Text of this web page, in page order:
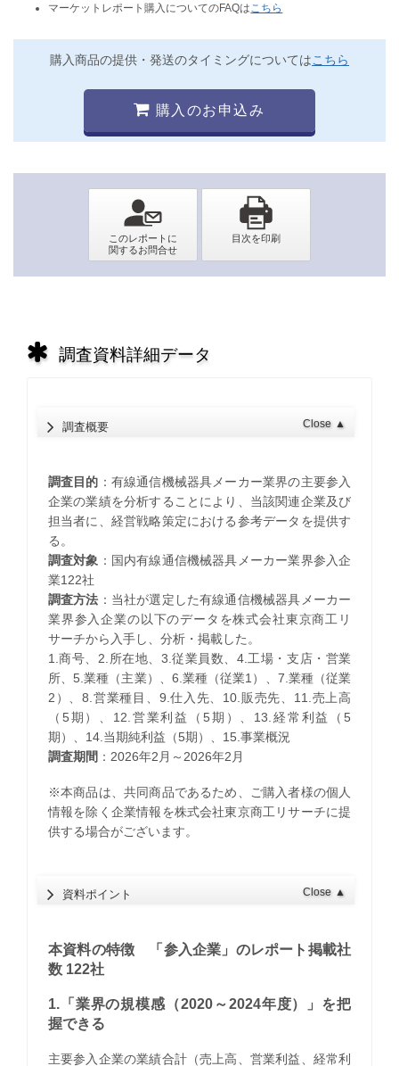
マーケットレポート購入についてのFAQは こちら
購入商品の提供・発送のタイミングについてはこちら
購入のお申込み
調査資料詳細データ
調査概要 Close ▲
調査目的 ：有線通信機械器具メーカー業界の主要参入
企業の業績を分析することにより、当該関連企業及び
担当者に、経営戦略策定における参考データを提供す
る。
調査対象 ：国内有線通信機械器具メーカー業界参入企
業122社
調査方法 ：当社が選定した有線通信機械器具メーカー
業界参入企業の以下のデータを株式会社東京商工リ
サーチから入手し、分析・掲載した。
1.商号、2.所在地、3.従業員数、4.工場・支店・営業
所、5.業種（主業）、6.業種（従業1）、7.業種（従業
2）、8.営業種目、9.仕入先、10.販売先、11.売上高
（5期）、12.営業利益（5期）、13.経常利益（5
期）、14.当期純利益（5期）、15.事業概況
調査期間 ：2026年2月～2026年2月
※本商品は、共同商品であるため、ご購入者様の個人
情報を除く企業情報を株式会社東京商工リサーチに提
供する場合がございます。
資料ポイント Close ▲
本資料の特徴 「参入企業」のレポート掲載社
数 122社
1.「業界の規模感（2020～2024年度）」を把
握できる
主要参入企業の業績合計（売上高、営業利益、経常利